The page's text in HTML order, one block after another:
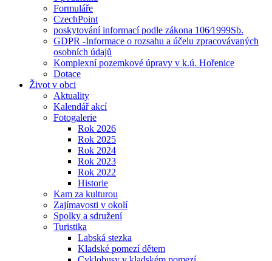
Formuláře
CzechPoint
poskytování informací podle zákona 106⁄1999Sb.
GDPR -Informace o rozsahu a účelu zpracovávaných
osobních údajů
Komplexní pozemkové úpravy v k.ú. Hořenice
Dotace
Život v obci
Aktuality
Kalendář akcí
Fotogalerie
Rok 2026
Rok 2025
Rok 2024
Rok 2023
Rok 2022
Historie
Kam za kulturou
Zajímavosti v okolí
Spolky a sdružení
Turistika
Labská stezka
Kladské pomezí dětem